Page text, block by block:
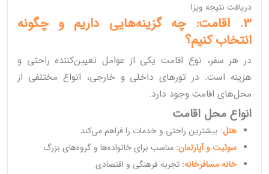
دریافت نتیجه ویزا
3. اقامت: چه گزینه‌هایی داریم و چگونه
انتخاب کنیم؟
در هر سفر، نوع اقامت یکی از عوامل تعیین‌کننده راحتی و
هزینه است. در تورهای داخلی و خارجی، انواع مختلفی از
محل‌های اقامت وجود دارد.
انواع محل اقامت
هتل: بیشترین راحتی و خدمات را فراهم می‌کند
سوئیت و آپارتمان: مناسب برای خانواده‌ها و گروه‌های بزرگ
خانه مسافرخانه: تجربه فرهنگی و اقتصادی